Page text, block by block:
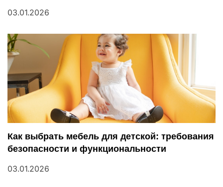
03.01.2026
Как выбрать мебель для детской: требования
безопасности и функциональности
03.01.2026